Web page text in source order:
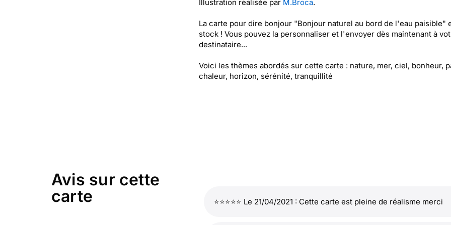
Illustration réalisée par M.Broca.
La carte pour dire bonjour "Bonjour naturel au bord de l'eau paisible"
stock ! Vous pouvez la personnaliser et l'envoyer dès maintenant à
destinataire...
Voici les thèmes abordés sur cette carte : nature, mer, ciel, bonheur,
chaleur, horizon, sérénité, tranquillité
Avis sur cette
carte
⭐⭐⭐⭐⭐ Le 21/04/2021 : Cette carte est pleine de réalisme merci